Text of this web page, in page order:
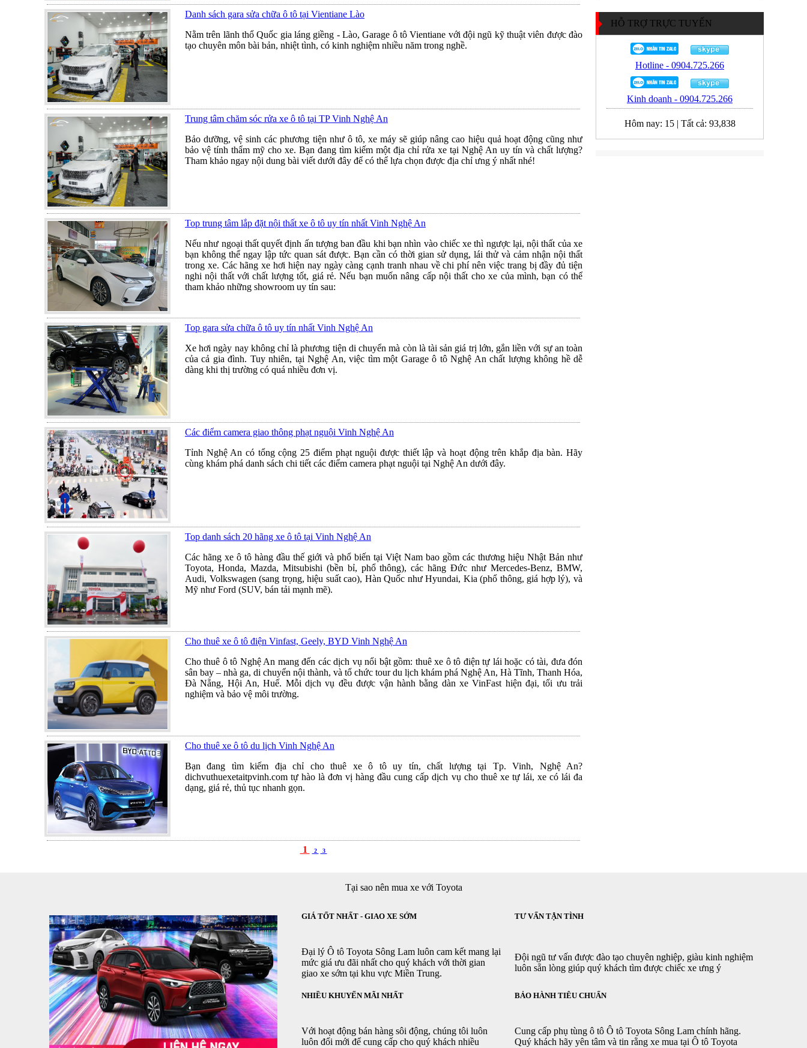
Danh sách gara sửa chữa ô tô tại Vientiane Lào
Nằm trên lãnh thổ Quốc gia láng giềng - Lào, Garage ô tô Vientiane với đội ngũ kỹ thuật viên được đào
tạo chuyên môn bài bản, nhiệt tình, có kinh nghiệm nhiều năm trong nghề.
Trung tâm chăm sóc rửa xe ô tô tại TP Vinh Nghệ An
Bảo dưỡng, vệ sinh các phương tiện như ô tô, xe máy sẽ giúp nâng cao hiệu quả hoạt động cũng như
bảo vệ tính thẩm mỹ cho xe. Bạn đang tìm kiếm một địa chỉ rửa xe tại Nghệ An uy tín và chất lượng?
Tham khảo ngay nội dung bài viết dưới đây để có thể lựa chọn được địa chỉ ưng ý nhất nhé!
Top trung tâm lắp đặt nội thất xe ô tô uy tín nhất Vinh Nghệ An
Nếu như ngoại thất quyết định ấn tượng ban đầu khi bạn nhìn vào chiếc xe thì ngược lại, nội thất của xe
bạn không thể ngay lập tức quan sát được. Bạn cần có thời gian sử dụng, lái thử và cảm nhận nội thất
trong xe. Các hãng xe hơi hiện nay ngày càng cạnh tranh nhau về chi phí nên việc trang bị đầy đủ tiện
nghi nội thất với chất lượng tốt, giá rẻ. Nếu bạn muốn nâng cấp nội thất cho xe của mình, bạn có thể
tham khảo những showroom uy tín sau:
Top gara sửa chữa ô tô uy tín nhất Vinh Nghệ An
Xe hơi ngày nay không chỉ là phương tiện di chuyển mà còn là tài sản giá trị lớn, gắn liền với sự an toàn
của cả gia đình. Tuy nhiên, tại Nghệ An, việc tìm một Garage ô tô Nghệ An chất lượng không hề dễ
dàng khi thị trường có quá nhiều đơn vị.
Các điểm camera giao thông phạt nguội Vinh Nghệ An
Tỉnh Nghệ An có tổng cộng 25 điểm phạt nguội được thiết lập và hoạt động trên khắp địa bàn. Hãy
cùng khám phá danh sách chi tiết các điểm camera phạt nguội tại Nghệ An dưới đây.
Top danh sách 20 hãng xe ô tô tại Vinh Nghệ An
Các hãng xe ô tô hàng đầu thế giới và phổ biến tại Việt Nam bao gồm các thương hiệu Nhật Bản như
Toyota, Honda, Mazda, Mitsubishi (bền bỉ, phổ thông), các hãng Đức như Mercedes-Benz, BMW,
Audi, Volkswagen (sang trọng, hiệu suất cao), Hàn Quốc như Hyundai, Kia (phổ thông, giá hợp lý), và
Mỹ như Ford (SUV, bán tải mạnh mẽ).
Cho thuê xe ô tô điện Vinfast, Geely, BYD Vinh Nghệ An
Cho thuê ô tô Nghệ An mang đến các dịch vụ nổi bật gồm: thuê xe ô tô điện tự lái hoặc có tài, đưa đón
sân bay – nhà ga, di chuyển nội thành, và tổ chức tour du lịch khám phá Nghệ An, Hà Tĩnh, Thanh Hóa,
Đà Nẵng, Hội An, Huế. Mỗi dịch vụ đều được vận hành bằng dàn xe VinFast hiện đại, tối ưu trải
nghiệm và bảo vệ môi trường.
Cho thuê xe ô tô du lịch Vinh Nghệ An
Bạn đang tìm kiếm địa chỉ cho thuê xe ô tô uy tín, chất lượng tại Tp. Vinh, Nghệ An?
dichvuthuexetaitpvinh.com tự hào là đơn vị hàng đầu cung cấp dịch vụ cho thuê xe tự lái, xe có lái đa
dạng, giá rẻ, thủ tục nhanh gọn.
1 2 3
HỖ TRỢ TRỰC TUYẾN
Hotline - 0904.725.266
Kinh doanh - 0904.725.266
Hôm nay: 15| Tất cả: 93,838
Tại sao nên mua xe với Toyota
GIÁ TỐT NHẤT - GIAO XE SỚM TƯ VẤN TẬN TÌNH
Đại lý Ô tô Toyota Sông Lam luôn cam kết mang lại
mức giá ưu đãi nhất cho quý khách với thời gian
giao xe sớm tại khu vực Miền Trung.
Đội ngũ tư vấn được đào tạo chuyên nghiệp, giàu kinh nghiệm
luôn sẵn lòng giúp quý khách tìm được chiếc xe ưng ý
NHIỀU KHUYẾN MÃI NHẤT BẢO HÀNH TIÊU CHUẨN
Với hoạt động bán hàng sôi động, chúng tôi luôn
luôn đổi mới để cung cấp cho quý khách nhiều
Cung cấp phụ tùng ô tô Ô tô Toyota Sông Lam chính hãng.
Quý khách hãy yên tâm và tin rằng xe mua tại Ô tô Toyota